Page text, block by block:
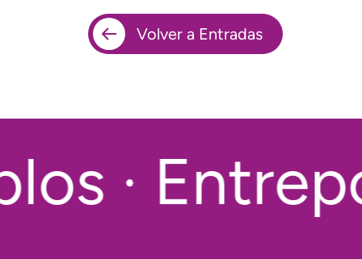
Volver a Entradas
·